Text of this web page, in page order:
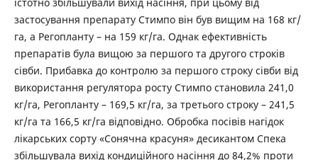
застосування препарату Стимпо він був вищим на 168 кг/
га, а Регопланту – на 159 кг/га. Однак ефективність
препаратів була вищою за першого та другого строків
сівби. Прибавка до контролю за першого строку сівби від
використання регулятора росту Стимпо становила 241,0
кг/га, Регопланту – 169,5 кг/га, за третього строку – 241,5
кг/га та 166,5 кг/га відповідно. Обробка посівів нагідок
лікарських сорту «Сонячна красуня» десикантом Спека
збільшувала вихід кондиційного насіння до 84,2% проти